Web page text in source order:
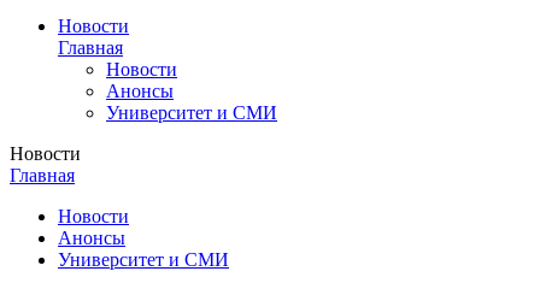
Новости
Главная
Новости
Анонсы
Университет и СМИ
Новости
Главная
Новости
Анонсы
Университет и СМИ